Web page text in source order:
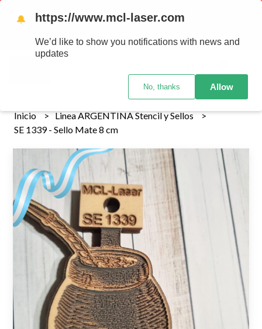
Tenemos envios a todo el pais!........ Los envios Por MENOR se
realizan 48 hs habiles porteriores al pago , los pedidos por
MAYOR se envian 7 dias posteriores al pago del pedido
Inicio
Linea ARGENTINA Stencil y Sellos
SE 1339 - Sello Mate 8 cm
🔔 https://www.mcl-laser.com
We’d like to show you notifications with news and
updates
No, thanks Allow